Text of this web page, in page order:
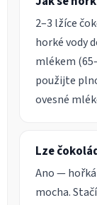
2–3 lžíce
horké vody
mlékem
použijte
ovesné
Lze
Ano —
mocha.